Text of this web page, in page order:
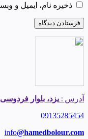
ذخیره نام، ایمیل و
آدرس : یزد، بلوار فردوسی، روبروی
09135285454
info@hamedbolour.com